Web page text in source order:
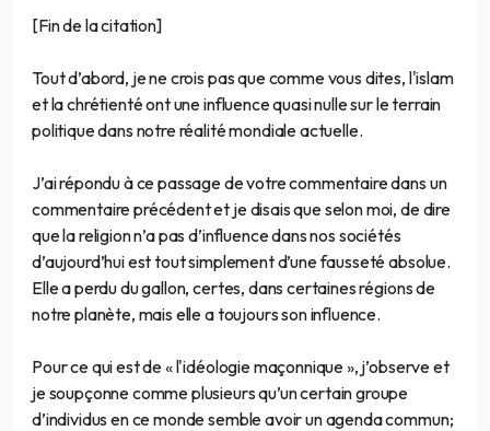
[Fin de la citation]
Tout d’abord, je ne crois pas que comme vous dites, l'islam
et la chrétienté ont une influence quasi nulle sur le terrain
politique dans notre réalité mondiale actuelle.
J’ai répondu à ce passage de votre commentaire dans un
commentaire précédent et je disais que selon moi, de dire
que la religion n’a pas d’influence dans nos sociétés
d’aujourd’hui est tout simplement d’une fausseté absolue.
Elle a perdu du gallon, certes, dans certaines régions de
notre planète, mais elle a toujours son influence.
Pour ce qui est de « l'idéologie maçonnique », j’observe et
je soupçonne comme plusieurs qu’un certain groupe
d’individus en ce monde semble avoir un agenda commun;